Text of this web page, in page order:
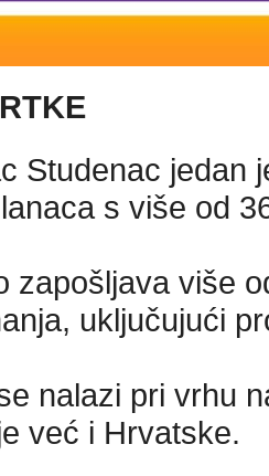
Studenac jedan
s više od
zapošljava više
uključujući
nalazi pri vrhu
već i Hrvatske.